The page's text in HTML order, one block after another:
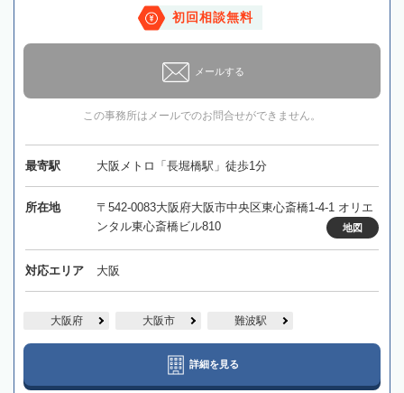
初回相談無料
メールする
この事務所はメールでのお問合せができません。
最寄駅 大阪メトロ「長堀橋駅」徒歩1分
所在地
〒542-0083大阪府大阪市中央区東心斎橋1-4-1 オリエ
ンタル東心斎橋ビル810
地図
対応エリア 大阪
大阪府 大阪市 難波駅
詳細を見る